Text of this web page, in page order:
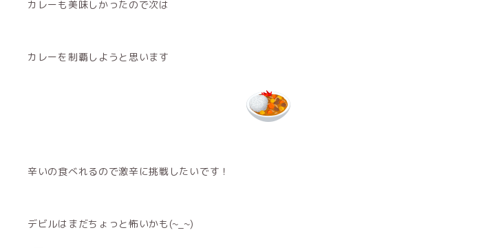
カレーも美味しかったので次は
カレーを制覇しようと思います
辛いの食べれるので激辛に挑戦したいです！
デビルはまだちょっと怖いかも(~_~)